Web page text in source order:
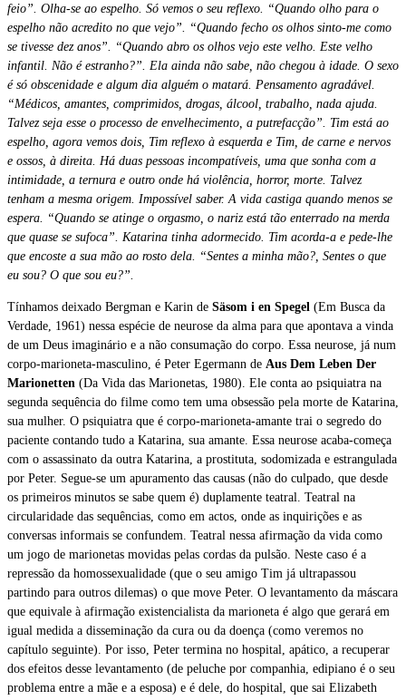
feio”. Olha-se ao espelho. Só vemos o seu reflexo. “Quando olho para o
espelho não acredito no que vejo”. “Quando fecho os olhos sinto-me como
se tivesse dez anos”. “Quando abro os olhos vejo este velho. Este velho
infantil. Não é estranho?”. Ela ainda não sabe, não chegou à idade. O sexo
é só obscenidade e algum dia alguém o matará. Pensamento agradável.
“Médicos, amantes, comprimidos, drogas, álcool, trabalho, nada ajuda.
Talvez seja esse o processo de envelhecimento, a putrefacção”. Tim está ao
espelho, agora vemos dois, Tim reflexo à esquerda e Tim, de carne e nervos
e ossos, à direita. Há duas pessoas incompatíveis, uma que sonha com a
intimidade, a ternura e outro onde há violência, horror, morte. Talvez
tenham a mesma origem. Impossível saber. A vida castiga quando menos se
espera. “Quando se atinge o orgasmo, o nariz está tão enterrado na merda
que quase se sufoca”. Katarina tinha adormecido. Tim acorda-a e pede-lhe
que encoste a sua mão ao rosto dela. “Sentes a minha mão?, Sentes o que
eu sou? O que sou eu?”.
Tínhamos deixado Bergman e Karin de Säsom i en Spegel (Em Busca da
Verdade, 1961) nessa espécie de neurose da alma para que apontava a vinda
de um Deus imaginário e a não consumação do corpo. Essa neurose, já num
corpo-marioneta-masculino, é Peter Egermann de Aus Dem Leben Der
Marionetten (Da Vida das Marionetas, 1980). Ele conta ao psiquiatra na
segunda sequência do filme como tem uma obsessão pela morte de Katarina,
sua mulher. O psiquiatra que é corpo-marioneta-amante trai o segredo do
paciente contando tudo a Katarina, sua amante. Essa neurose acaba-começa
com o assassinato da outra Katarina, a prostituta, sodomizada e estrangulada
por Peter. Segue-se um apuramento das causas (não do culpado, que desde
os primeiros minutos se sabe quem é) duplamente teatral. Teatral na
circularidade das sequências, como em actos, onde as inquirições e as
conversas informais se confundem. Teatral nessa afirmação da vida como
um jogo de marionetas movidas pelas cordas da pulsão. Neste caso é a
repressão da homossexualidade (que o seu amigo Tim já ultrapassou
partindo para outros dilemas) o que move Peter. O levantamento da máscara
que equivale à afirmação existencialista da marioneta é algo que gerará em
igual medida a disseminação da cura ou da doença (como veremos no
capítulo seguinte). Por isso, Peter termina no hospital, apático, a recuperar
dos efeitos desse levantamento (de peluche por companhia, edipiano é o seu
problema entre a mãe e a esposa) e é dele, do hospital, que sai Elizabeth